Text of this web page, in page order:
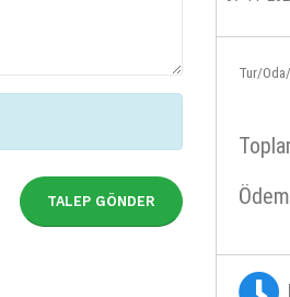
TALEP GÖNDER
Tur/